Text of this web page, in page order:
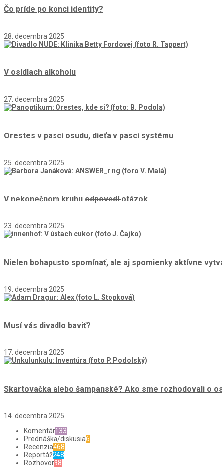
Čo príde po konci identity?
28. decembra 2025
V osídlach alkoholu
27. decembra 2025
Orestes v pasci osudu, dieťa v pasci systému
25. decembra 2025
V nekonečnom kruhu odpovedíotázok
23. decembra 2025
Nielen bohapusto spomínať, ale aj spomienky aktívne
19. decembra 2025
Musí vás divadlo baviť?
17. decembra 2025
Skartovačka alebo šampanské? Ako sme rozhodovali o
14. decembra 2025
Komentár133
Prednáška/diskusia6
Recenzia468
Reportáž248
Rozhovor98